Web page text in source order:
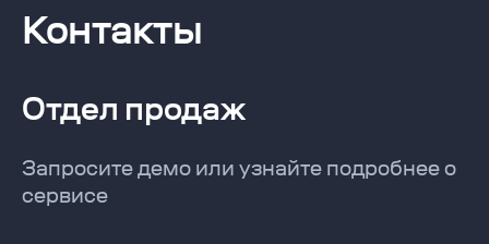
Контакты
Отдел продаж
Запросите демо или узнайте подробнее о
сервисе